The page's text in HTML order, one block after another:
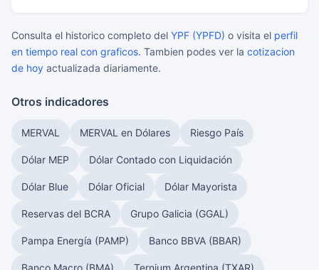
Consulta el historico completo del YPF (YPFD) o visita el perfil
en tiempo real con graficos. Tambien podes ver la cotizacion
de hoy actualizada diariamente.
Otros indicadores
MERVAL MERVAL en Dólares Riesgo País
Dólar MEP Dólar Contado con Liquidación
Dólar Blue Dólar Oficial Dólar Mayorista
Reservas del BCRA Grupo Galicia (GGAL)
Pampa Energía (PAMP) Banco BBVA (BBAR)
Banco Macro (BMA) Ternium Argentina (TXAR)